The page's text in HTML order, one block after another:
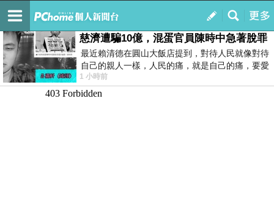
我的
最新文章
慈濟遭騙10億，混蛋官員陳時中急著脫罪
最近賴清德在圓山大飯店提到，對待人民就像對待
自己的親人一樣，人民的痛，就是自己的痛，要愛
民如親，說的這麼好聽，實際上根本沒做
1 小時前